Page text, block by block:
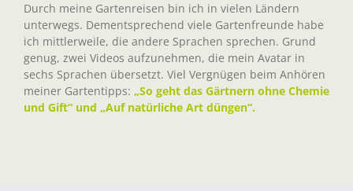
Durch meine Gartenreisen bin ich in vielen Ländern
unterwegs. Dementsprechend viele Gartenfreunde habe
ich mittlerweile, die andere Sprachen sprechen. Grund
genug, zwei Videos aufzunehmen, die mein Avatar in
sechs Sprachen übersetzt. Viel Vergnügen beim Anhören
meiner Gartentipps: „So geht das Gärtnern ohne Chemie
und Gift“ und „Auf natürliche Art düngen“.